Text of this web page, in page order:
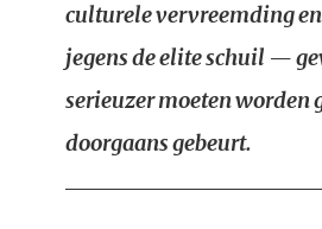
culturele vervreemding
jegens de elite schuil —
serieuzer moeten worden
doorgaans gebeurt.